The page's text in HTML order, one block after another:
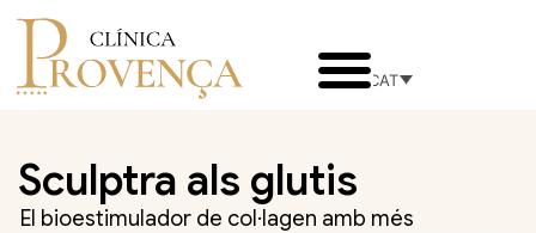
CAT
Sculptra als glutis
El bioestimulador de col·lagen amb més